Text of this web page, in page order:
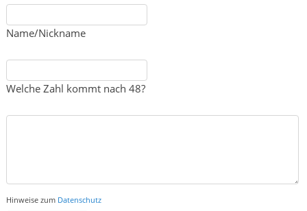
Name/Nickname
Welche Zahl kommt nach 48?
Hinweise zum Datenschutz